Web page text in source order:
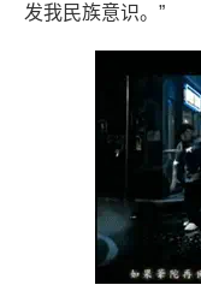
发我民族意识。”